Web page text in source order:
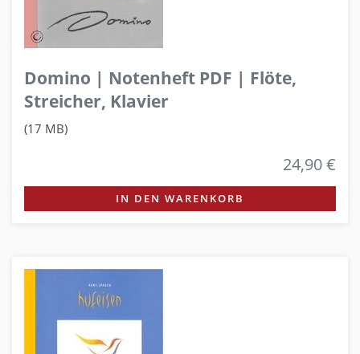
Domino | Notenheft PDF | Flöte,
Streicher, Klavier
(17 MB)
24,90 €
IN DEN WARENKORB